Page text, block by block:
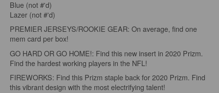
Blue (not #'d)
Lazer (not #'d)
PREMIER JERSEYS/ROOKIE GEAR: On average, find one
mem card per box!
GO HARD OR GO HOME!: Find this new insert in 2020 Prizm.
Find the hardest working players in the NFL!
FIREWORKS: Find this Prizm staple back for 2020 Prizm. Find
this vibrant design with the most electrifying talent!